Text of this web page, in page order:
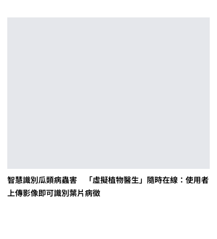
智慧識別瓜類病蟲害 「虛擬植物醫生」隨時在線：使用者
上傳影像即可識別葉片病徵